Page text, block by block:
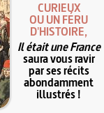
CURIEUX
OU UN FÉRU
D'HISTOIRE,
Il était une France
saura vous ravir
par ses récits
abondamment
illustrés !